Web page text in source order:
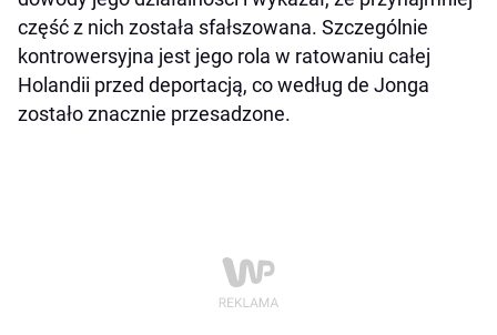
część z nich została sfałszowana. Szczególnie
kontrowersyjna jest jego rola w ratowaniu całej
Holandii przed deportacją, co według de Jonga
zostało znacznie przesadzone.